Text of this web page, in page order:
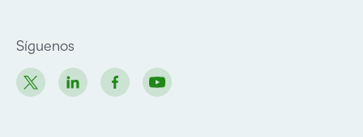
Síguenos